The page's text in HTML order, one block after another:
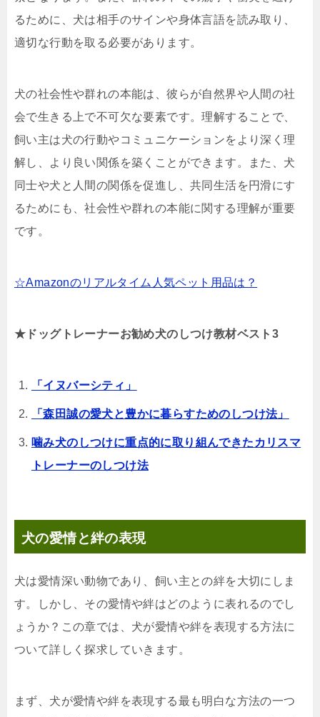
るために、犬は相手のサインや身体言語を読み取り、
適切な行動を取る必要があります。
犬の社会性や群れの本能は、彼らが自然界や人間の社
会で生きる上で不可欠な要素です。理解することで、
飼い主は犬の行動やコミュニケーションをより深く理
解し、より良い関係を築くことができます。また、犬
同士や犬と人間の関係を促進し、共同生活を円滑にす
るためにも、社会性や群れの本能に関する理解が重要
です。
☆Amazonのリアルタイム人気ペット用品は？
★ドッグトレーナーお勧め犬のしつけ教材ベスト3
「イヌバーシティ」
「森田誠の愛犬と豊かに暮らすためのしつけ法」
噛み犬のしつけに重点的に取り組んできたカリスマ
トレーナーのしつけ法
犬の愛情と絆の表現
犬は愛情深い動物であり、飼い主との絆を大切にしま
す。しかし、その愛情や絆はどのように表れるのでし
ょうか？この章では、犬が愛情や絆を表現する方法に
ついて詳しく探求していきます。
まず、犬が愛情や絆を表現する最も明白な方法の一つ